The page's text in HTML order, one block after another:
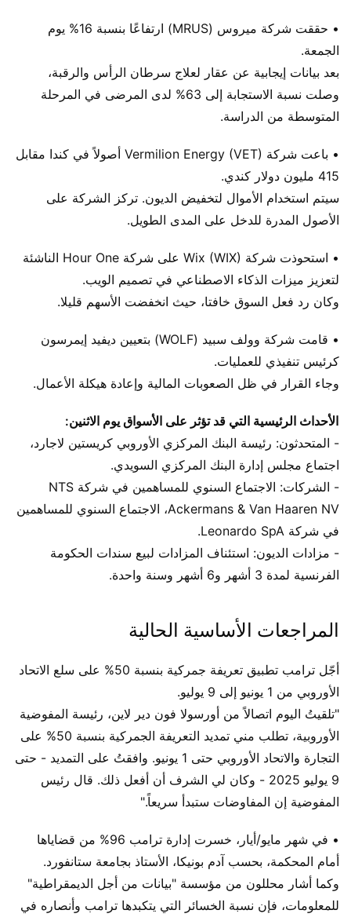
• حققت شركة ميروس (MRUS) ارتفاعًا بنسبة 16% يوم
الجمعة.
بعد بيانات إيجابية عن عقار لعلاج سرطان الرأس والرقبة،
وصلت نسبة الاستجابة إلى 63% لدى المرضى في المرحلة
المتوسطة من الدراسة.
• باعت شركة Vermilion Energy (VET) أصولاً في كندا مقابل
415 مليون دولار كندي.
سيتم استخدام الأموال لتخفيض الديون. تركز الشركة على
الأصول المدرة للدخل على المدى الطويل.
• استحوذت شركة Wix (WIX) على شركة Hour One الناشئة
لتعزيز ميزات الذكاء الاصطناعي في تصميم الويب.
وكان رد فعل السوق خافتا، حيث انخفضت الأسهم قليلا.
• قامت شركة وولف سبيد (WOLF) بتعيين ديفيد إيمرسون
كرئيس تنفيذي للعمليات.
وجاء القرار في ظل الصعوبات المالية وإعادة هيكلة الأعمال.
الأحداث الرئيسية التي قد تؤثر على الأسواق يوم الاثنين:
- المتحدثون: رئيسة البنك المركزي الأوروبي كريستين لاجارد،
اجتماع مجلس إدارة البنك المركزي السويدي.
- الشركات: الاجتماع السنوي للمساهمين في شركة NTS
Ackermans & Van Haaren NV، الاجتماع السنوي للمساهمين
في شركة Leonardo SpA.
- مزادات الديون: استئناف المزادات لبيع سندات الحكومة
الفرنسية لمدة 3 أشهر و6 أشهر وسنة واحدة.
المراجعات الأساسية الحالية
أجّل ترامب تطبيق تعريفة جمركية بنسبة 50% على سلع الاتحاد
الأوروبي من 1 يونيو إلى 9 يوليو.
"تلقيتُ اليوم اتصالاً من أورسولا فون دير لاين، رئيسة المفوضية
الأوروبية، تطلب مني تمديد التعريفة الجمركية بنسبة 50% على
التجارة والاتحاد الأوروبي حتى 1 يونيو. وافقتُ على التمديد - حتى
9 يوليو 2025 - وكان لي الشرف أن أفعل ذلك. قال رئيس
المفوضية إن المفاوضات ستبدأ سريعاً."
• في شهر مايو/أيار، خسرت إدارة ترامب 96% من قضاياها
أمام المحكمة، بحسب آدم بونيكا، الأستاذ بجامعة ستانفورد.
وكما أشار محللون من مؤسسة "بيانات من أجل الديمقراطية"
للمعلومات، فإن نسبة الخسائر التي يتكبدها ترامب وأنصاره في